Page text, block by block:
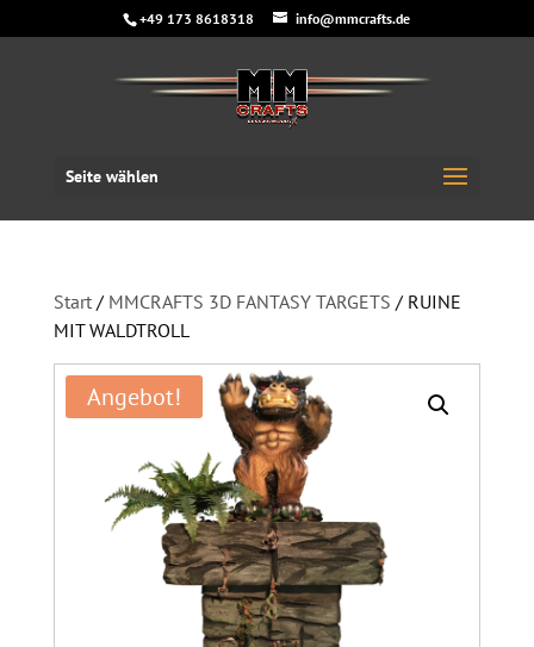
+49 173 8618318 info@mmcrafts.de
Seite wählen
Start/ MMCRAFTS 3D FANTASY TARGETS / RUINE
MIT WALDTROLL
Angebot!